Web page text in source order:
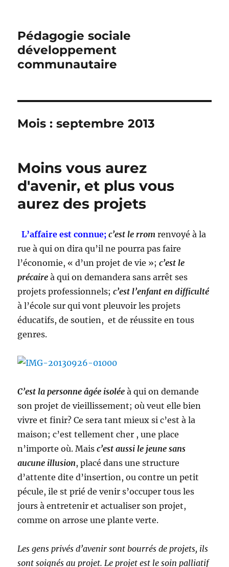
Pédagogie sociale
développement
communautaire
Mois :septembre 2013
Moins vous aurez
d'avenir, et plus vous
aurez des projets
L’affaire est connue;c’est le rrom renvoyé à la
rue à qui on dira qu’il ne pourra pas faire
l’économie, « d’un projet de vie »;c’est le
précaire à qui on demandera sans arrêt ses
projets professionnels; c’est l’enfant en difficulté
à l’école sur qui vont pleuvoir les projets
éducatifs, de soutien, et de réussite en tous
genres.
C’est la personne âgée isolée à qui on demande
son projet de vieillissement; où veut elle bien
vivre et finir? Ce sera tant mieux si c’est à la
maison; c’est tellement cher , une place
n’importe où. Maisc’est aussi le jeune sans
aucune illusion, placé dans une structure
d’attente dite d’insertion, ou contre un petit
pécule, ile st prié de venir s’occuper tous les
jours à entretenir et actualiser son projet,
comme on arrose une plante verte.
Les gens privés d’avenir sont bourrés de projets, ils
sont soignés au projet. Le projet est le soin palliatif